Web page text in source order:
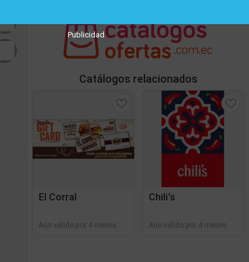
Publicidad
Catálogos relacionados
El Corral
Aún válido por 4 meses
Chili's
Aún válido por 4 meses